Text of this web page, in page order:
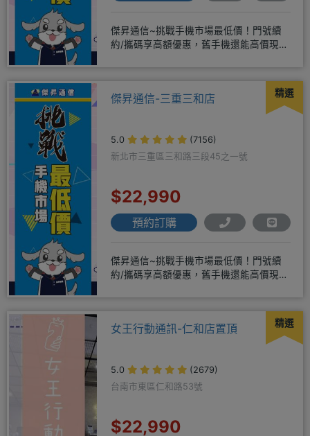
傑昇通信~挑戰手機市場最低價！門號續
約/攜碼享高額優惠，舊手機還能高價現金
精選
傑昇通信-三重三和店
5.0
(7156)
新北市三重區三和路三段45之一號
$22,990
預約訂購
傑昇通信~挑戰手機市場最低價！門號續
約/攜碼享高額優惠，舊手機還能高價現金
精選
女王行動通訊-仁和店置頂
5.0
(2679)
台南市東區仁和路53號
$22,990